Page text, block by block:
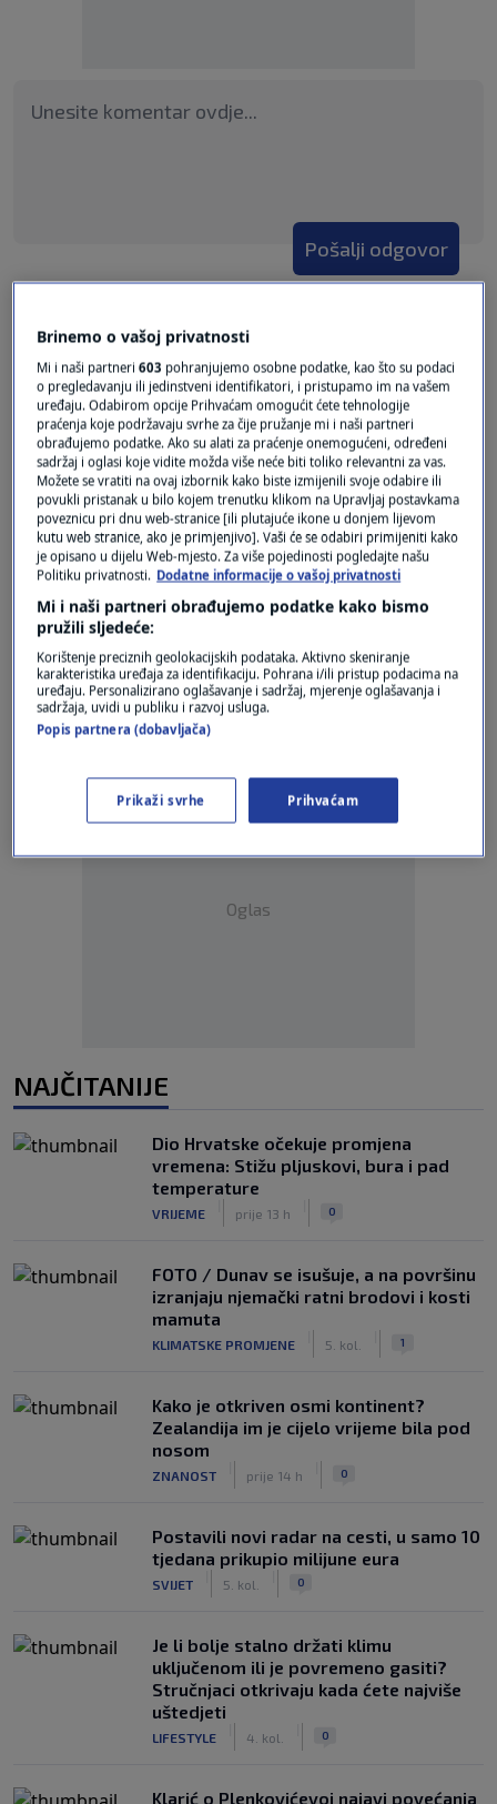
Pošalji odgovor
Pošalji
Oglas
NAJČITANIJE
Dio Hrvatske očekuje promjena
vremena: Stižu pljuskovi, bura i pad
temperature
VRIJEME prije 13 h 0
FOTO / Dunav se isušuje, a na površinu
izranjaju njemački ratni brodovi i kosti
mamuta
KLIMATSKE PROMJENE 5. kol. 1
Kako je otkriven osmi kontinent?
Zealandija im je cijelo vrijeme bila pod
nosom
ZNANOST prije 14 h 0
Postavili novi radar na cesti, u samo 10
tjedana prikupio milijune eura
SVIJET 5. kol. 0
Je li bolje stalno držati klimu
uključenom ili je povremeno gasiti?
Stručnjaci otkrivaju kada ćete najviše
uštedjeti
LIFESTYLE 4. kol. 0
Klarić o Plenkovićevoj najavi povećanja
Brinemo o vašoj privatnosti
Mi i naši partneri603 pohranjujemo osobne podatke, kao što su podaci
o pregledavanju ili jedinstveni identifikatori, i pristupamo im na vašem
uređaju. Odabirom opcije Prihvaćam omogućit ćete tehnologije
praćenja koje podržavaju svrhe za čije pružanje mi i naši partneri
obrađujemo podatke. Ako su alati za praćenje onemogućeni, određeni
sadržaj i oglasi koje vidite možda više neće biti toliko relevantni za vas.
Možete se vratiti na ovaj izbornik kako biste izmijenili svoje odabire ili
povukli pristanak u bilo kojem trenutku klikom na Upravljaj postavkama
poveznicu pri dnu web-stranice [ili plutajuće ikone u donjem lijevom
kutu web stranice, ako je primjenjivo]. Vaši će se odabiri primijeniti kako
je opisano u dijelu Web-mjesto. Za više pojedinosti pogledajte našu
Politiku privatnosti. Dodatne informacije o vašoj privatnosti
Mi i naši partneri obrađujemo podatke kako bismo
pružili sljedeće:
Korištenje preciznih geolokacijskih podataka. Aktivno skeniranje
karakteristika uređaja za identifikaciju. Pohrana i/ili pristup podacima na
uređaju. Personalizirano oglašavanje i sadržaj, mjerenje oglašavanja i
sadržaja, uvidi u publiku i razvoj usluga.
Popis partnera (dobavljača)
Prikaži svrhe Prihvaćam